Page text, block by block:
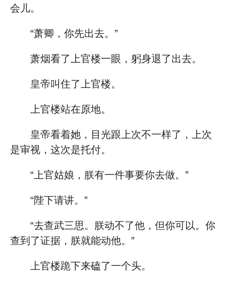
会儿。
“萧卿，你先出去。”
萧烟看了上官楼一眼，躬身退了出去。
皇帝叫住了上官楼。
上官楼站在原地。
皇帝看着她，目光跟上次不一样了，上次
是审视，这次是托付。
“上官姑娘，朕有一件事要你去做。”
“陛下请讲。”
“去查武三思。朕动不了他，但你可以。你
查到了证据，朕就能动他。”
上官楼跪下来磕了一个头。